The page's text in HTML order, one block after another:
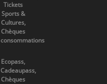
Tickets
Sports &
Cultures,
Chèques
consommations
Ecopass,
Cadeaupass,
Chèques